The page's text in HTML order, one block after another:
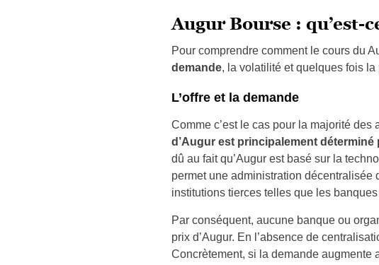
Augur Bourse : qu’est-
Pour comprendre comment le cours du
demande, la volatilité et quelques fois la
L’offre et la demande
Comme c’est le cas pour la majorité des
d’Augur est principalement déterminé
dû au fait qu’Augur est basé sur la
permet une administration décentralisée
institutions tierces telles que les
Par conséquent, aucune banque ou
prix d’Augur. En l’absence de
Concrètement, si la demande augmente